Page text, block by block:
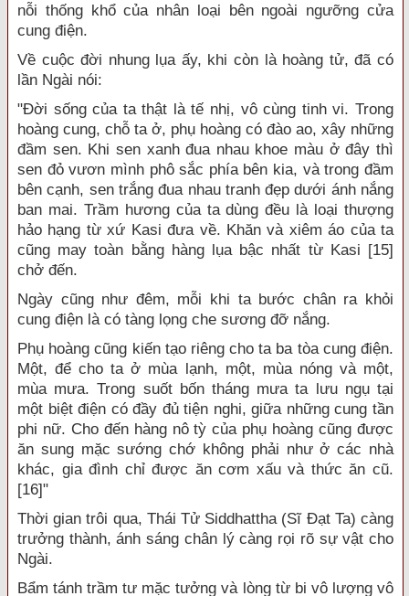
nỗi thống khổ của nhân loại bên ngoài ngưỡng cửa
cung điện.
Về cuộc đời nhung lụa ấy, khi còn là hoàng tử, đã có
lần Ngài nói:
"Đời sống của ta thật là tế nhị, vô cùng tinh vi. Trong
hoàng cung, chỗ ta ở, phụ hoàng có đào ao, xây những
đầm sen. Khi sen xanh đua nhau khoe màu ở đây thì
sen đỏ vươn mình phô sắc phía bên kia, và trong đầm
bên cạnh, sen trắng đua nhau tranh đẹp dưới ánh nắng
ban mai. Trầm hương của ta dùng đều là loại thượng
hảo hạng từ xứ Kasi đưa về. Khăn và xiêm áo của ta
cũng may toàn bằng hàng lụa bậc nhất từ Kasi [15]
chở đến.
Ngày cũng như đêm, mỗi khi ta bước chân ra khỏi
cung điện là có tàng lọng che sương đỡ nắng.
Phụ hoàng cũng kiến tạo riêng cho ta ba tòa cung điện.
Một, để cho ta ở mùa lạnh, một, mùa nóng và một,
mùa mưa. Trong suốt bốn tháng mưa ta lưu ngụ tại
một biệt điện có đầy đủ tiện nghi, giữa những cung tần
phi nữ. Cho đến hàng nô tỳ của phụ hoàng cũng được
ăn sung mặc sướng chớ không phải như ở các nhà
khác, gia đình chỉ được ăn cơm xấu và thức ăn cũ.
[16]"
Thời gian trôi qua, Thái Tử Siddhattha (Sĩ Đạt Ta) càng
trưởng thành, ánh sáng chân lý càng rọi rõ sự vật cho
Ngài.
Bẩm tánh trầm tư mặc tưởng và lòng từ bi vô lượng vô